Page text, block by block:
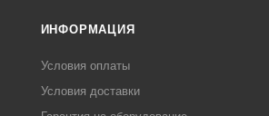
ИНФОРМАЦИЯ
Условия оплаты
Условия доставки